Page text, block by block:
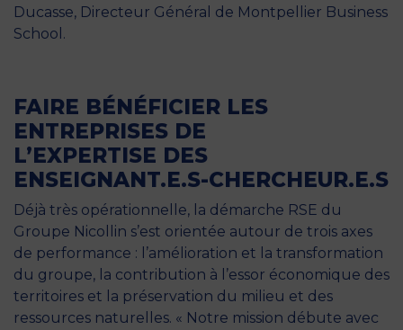
Ducasse, Directeur Général de Montpellier Business
School.
FAIRE BÉNÉFICIER LES
ENTREPRISES DE
L’EXPERTISE DES
ENSEIGNANT.E.S-CHERCHEUR.E.S
Déjà très opérationnelle, la démarche RSE du
Groupe Nicollin s’est orientée autour de trois axes
de performance : l’amélioration et la transformation
du groupe, la contribution à l’essor économique des
territoires et la préservation du milieu et des
ressources naturelles. « Notre mission débute avec